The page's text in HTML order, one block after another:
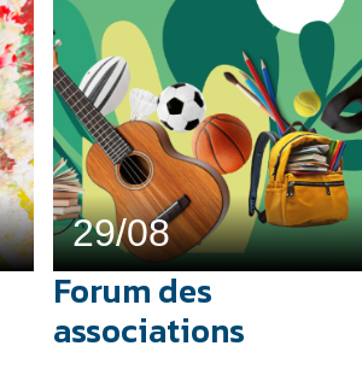
29/08
Forum des
associations